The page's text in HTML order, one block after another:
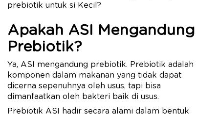
prebiotik untuk si Kecil?
Apakah ASI Mengandung
Prebiotik?
Ya, ASI mengandung prebiotik. Prebiotik adalah
komponen dalam makanan yang tidak dapat
dicerna sepenuhnya oleh usus, tapi bisa
dimanfaatkan oleh bakteri baik di usus.
Prebiotik ASI hadir secara alami dalam bentuk